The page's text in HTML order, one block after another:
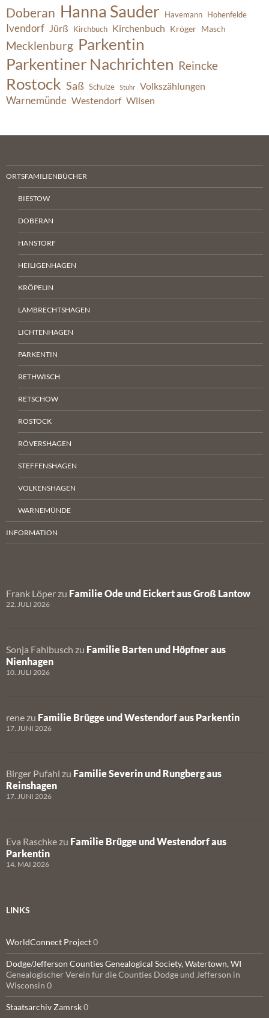
Doberan Hanna Sauder Havemann Hohenfelde
Ivendorf Jürß Kirchbuch Kirchenbuch Kröger Masch
Mecklenburg Parkentin
Parkentiner Nachrichten Reincke
Rostock Saß Schulze Stuhr Volkszählungen
Warnemünde Westendorf Wilsen
ORTSFAMILIENBÜCHER
BIESTOW
DOBERAN
HANSTORF
HEILIGENHAGEN
KRÖPELIN
LAMBRECHTSHAGEN
LICHTENHAGEN
PARKENTIN
RETHWISCH
RETSCHOW
ROSTOCK
RÖVERSHAGEN
STEFFENSHAGEN
VOLKENSHAGEN
WARNEMÜNDE
INFORMATION
Frank Löper zu Familie Ode und Eickert aus Groß Lantow
22. JULI 2026
Sonja Fahlbusch zu Familie Barten und Höpfner aus
Nienhagen
10. JULI 2026
rene zu Familie Brügge und Westendorf aus Parkentin
17. JUNI 2026
Birger Pufahl zu Familie Severin und Rungberg aus
Reinshagen
17. JUNI 2026
Eva Raschke zu Familie Brügge und Westendorf aus
Parkentin
14. MAI 2026
LINKS
WorldConnect Project0
Dodge/Jefferson Counties Genealogical Society, Watertown, WI
Genealogischer Verein für die Counties Dodge und Jefferson in
Wisconsin 0
Staatsarchiv Zamrsk0